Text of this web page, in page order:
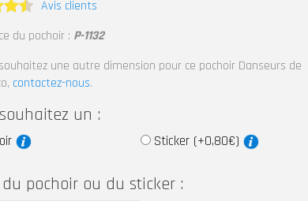
4.5
Avis clients
du pochoir : P-1132
une autre dimension pour ce pochoir Danseurs de
contactez-nous.
un :
Sticker (+0,80€)
pochoir ou du sticker :